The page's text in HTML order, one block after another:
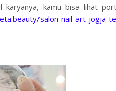
karyanya, kamu bisa lihat
salon-nail-art-jogja-